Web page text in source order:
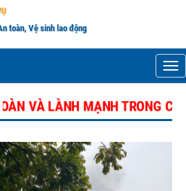
toàn, Vệ sinh lao động
MẠNH TRONG CHUỖI